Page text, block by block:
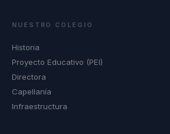
NUESTRO COLEGIO
Historia
Proyecto Educativo (PEI)
Directora
Capellanía
Infraestructura